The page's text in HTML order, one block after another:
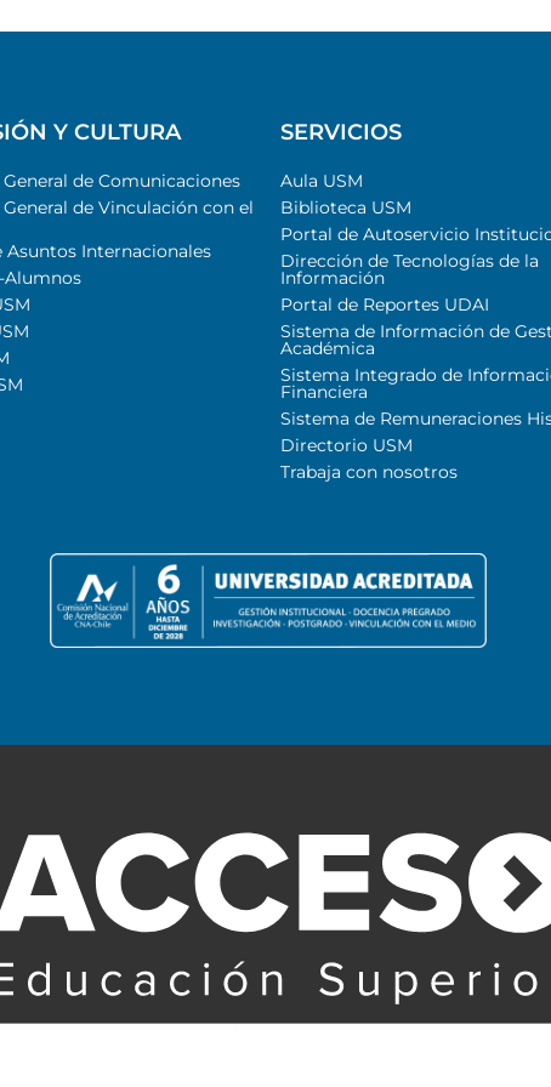
Y CULTURA
de Comunicaciones
de Vinculación con el
Asuntos Internacionales
Alumnos
SERVICIOS
Aula USM
Biblioteca USM
Portal de Autoservicio
Dirección de Tecnologías de la
Información
Portal de Reportes UDAI
Sistema de Información de
Académica
Sistema Integrado de
Financiera
Sistema de Remuneraciones
Directorio USM
Trabaja con nosotros